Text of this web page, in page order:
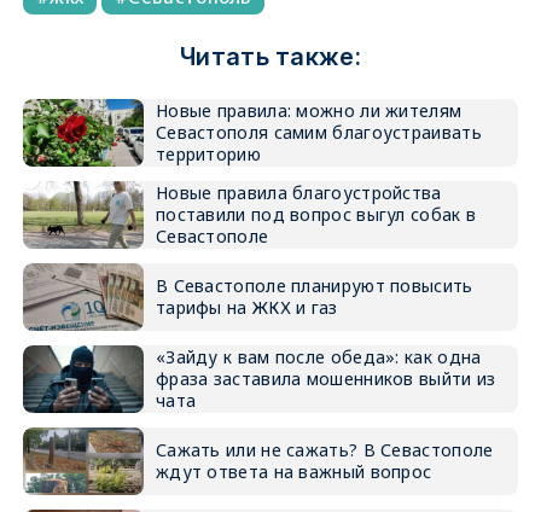
Читать также:
Новые правила: можно ли жителям
Севастополя самим благоустраивать
территорию
Новые правила благоустройства
поставили под вопрос выгул собак в
Севастополе
В Севастополе планируют повысить
тарифы на ЖКХ и газ
«Зайду к вам после обеда»: как одна
фраза заставила мошенников выйти из
чата
Сажать или не сажать? В Севастополе
ждут ответа на важный вопрос